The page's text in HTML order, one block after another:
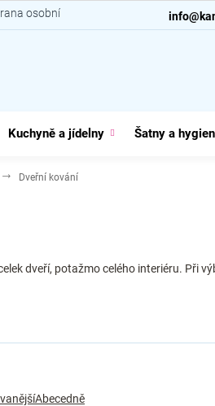
osobních údajů
Kuchyně a jídelny Šatny a
Dveřní kování
dveří, potažmo celého interiéru. Při
Abecedně